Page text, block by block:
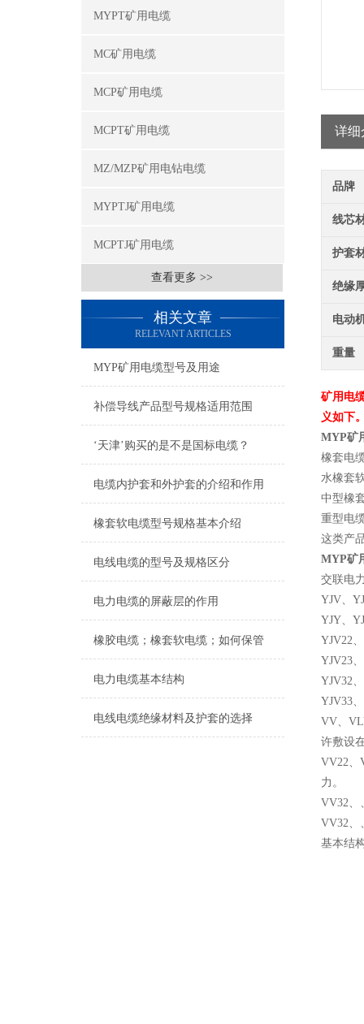
MYPT矿用电缆
MC矿用电缆
MCP矿用电缆
MCPT矿用电缆
MZ/MZP矿用电钻电缆
MYPTJ矿用电缆
MCPTJ矿用电缆
查看更多 >>
相关文章
RELEVANT ARTICLES
MYP矿用电缆型号及用途
补偿导线产品型号规格适用范围
‘天津’购买的是不是国标电缆？
电缆内护套和外护套的介绍和作用
橡套软电缆型号规格基本介绍
电线电缆的型号及规格区分
电力电缆的屏蔽层的作用
橡胶电缆；橡套软电缆；如何保管
电力电缆基本结构
电线电缆绝缘材料及护套的选择
详细
品牌
线芯
护套
绝缘
电动
重量
矿用电
义如下
MYP矿
橡套电
水橡套
中型橡
重型电
这类产
MYP矿
交联电
YJV、
YJY、
YJV22
YJV23
YJV32
YJV33
VV、
许敷设
VV22、
力。
VV32、
VV32、
基本结